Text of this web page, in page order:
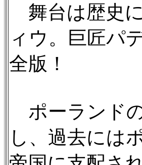
舞台は歴史
ィウ。巨匠パ
全版！
ポーランド
し、過去には